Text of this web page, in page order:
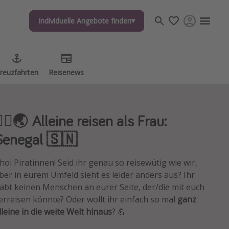
Individuelle Angebote finden
Reisenews
Individuelle Angebote finden
Reisenews
Alleine reisen als Frau:
🇸🇳
Piratinnen! Seid ihr genau so reisewütig wie wir,
in eurem Umfeld sieht es leider anders aus? Ihr
keinen Menschen an eurer Seite, der/die mit euch
könnte? Oder wollt ihr einfach so mal ganz
in die weite Welt hinaus? 💪